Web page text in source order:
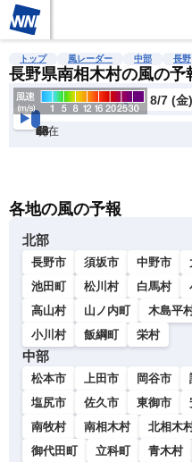
雨雲レーダー 台風情報 地
トップ 風レーダー 中部 長野
長野県南相木村の風の予
8/7 (金
現在
6h
12
24
36
48
60
72
各地の風の予報
北部
長野市 須坂市 中野市
池田町
松川村 白馬村
高山村
山ノ内町 木島平
小川村
飯綱町 栄村
中部
松本市 上田市 岡谷市
塩尻市
佐久市 東御市
南牧村
南相木村 北相木
御代田町
立科町 青木村